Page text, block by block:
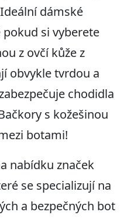
dámské
si vyberete
z ovčí kůže z
obvykle tvrdou a
chodidla
s kožešinou
botami!
nabídku značek
se specializují na
a bezpečných bot